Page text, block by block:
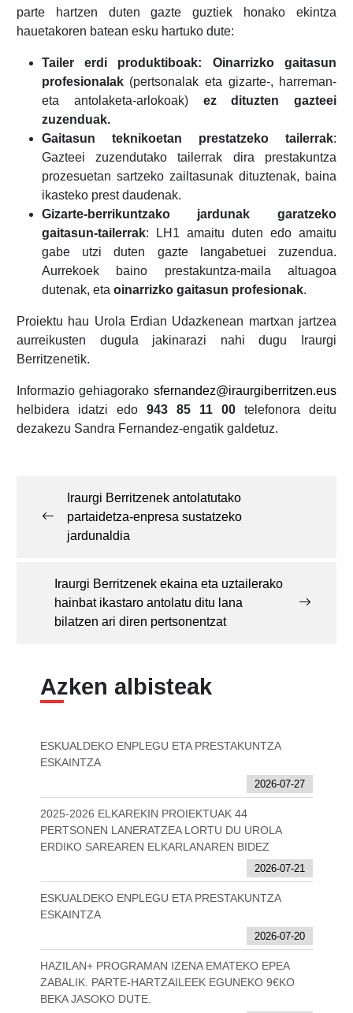
parte hartzen duten gazte guztiek honako ekintza
hauetakoren batean esku hartuko dute:
Tailer erdi produktiboak: Oinarrizko gaitasun
profesionalak(pertsonalak eta gizarte-, harreman-
eta antolaketa-arlokoak) ez dituzten gazteei
zuzenduak.
Gaitasun teknikoetan prestatzeko tailerrak:
Gazteei zuzendutako tailerrak dira prestakuntza
prozesuetan sartzeko zailtasunak dituztenak, baina
ikasteko prest daudenak.
Gizarte-berrikuntzako jardunak garatzeko
gaitasun-tailerrak: LH1 amaitu duten edo amaitu
gabe utzi duten gazte langabetuei zuzendua.
Aurrekoek baino prestakuntza-maila altuagoa
dutenak, eta oinarrizko gaitasun profesionak.
Proiektu hau Urola Erdian Udazkenean martxan jartzea
aurreikusten dugula jakinarazi nahi dugu Iraurgi
Berritzenetik.
Informazio gehiagorakosfernandez@iraurgiberritzen.eus
helbidera idatzi edo 943 85 11 00telefonora deitu
dezakezu Sandra Fernandez-engatik galdetuz.
Iraurgi Berritzenek antolatutako
partaidetza-enpresa sustatzeko
jardunaldia
Iraurgi Berritzenek ekaina eta uztailerako
hainbat ikastaro antolatu ditu lana
bilatzen ari diren pertsonentzat
Azken albisteak
ESKUALDEKO ENPLEGU ETA PRESTAKUNTZA
ESKAINTZA
2026-07-27
2025-2026 ELKAREKIN PROIEKTUAK 44
PERTSONEN LANERATZEA LORTU DU UROLA
ERDIKO SAREAREN ELKARLANAREN BIDEZ
2026-07-21
ESKUALDEKO ENPLEGU ETA PRESTAKUNTZA
ESKAINTZA
2026-07-20
HAZILAN+ PROGRAMAN IZENA EMATEKO EPEA
ZABALIK. PARTE-HARTZAILEEK EGUNEKO 9€KO
BEKA JASOKO DUTE.